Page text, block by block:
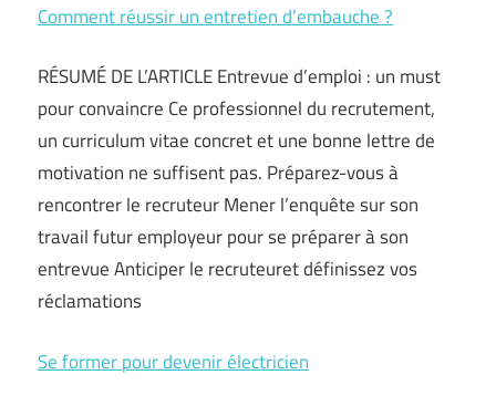
Comment réussir un entretien d’embauche ?
RÉSUMÉ DE L’ARTICLE Entrevue d’emploi : un must
pour convaincre Ce professionnel du recrutement,
un curriculum vitae concret et une bonne lettre de
motivation ne suffisent pas. Préparez-vous à
rencontrer le recruteur Mener l’enquête sur son
travail futur employeur pour se préparer à son
entrevue Anticiper le recruteuret définissez vos
réclamations
Se former pour devenir électricien